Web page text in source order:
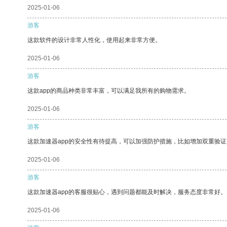
2025-01-06
游客
这款软件的设计非常人性化，使用起来非常方便。
2025-01-06
游客
这款app的商品种类非常丰富，可以满足我所有的购物需求。
2025-01-06
游客
这款加速器app的安全性有待提高，可以加强防护措施，比如增加双重验
2025-01-06
游客
这款加速器app的客服很贴心，遇到问题都能及时解决，服务态度非常好。
2025-01-06